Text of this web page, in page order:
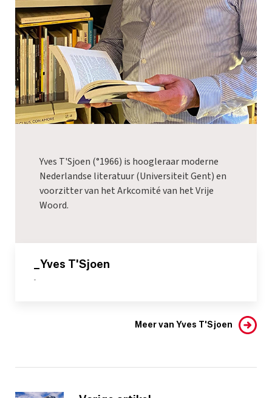
Yves T'Sjoen (°1966) is hoogleraar moderne
Nederlandse literatuur (Universiteit Gent) en
voorzitter van het Arkcomité van het Vrije
Woord.
_Yves T'Sjoen
-
Meer van Yves T'Sjoen